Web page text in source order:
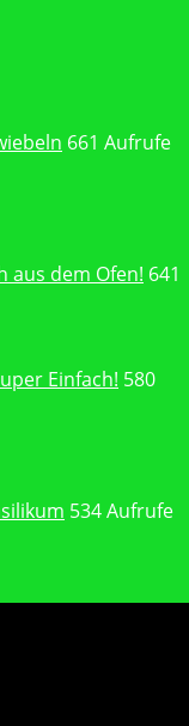
661 Aufrufe
aus dem Ofen! 641
Einfach! 580
534 Aufrufe